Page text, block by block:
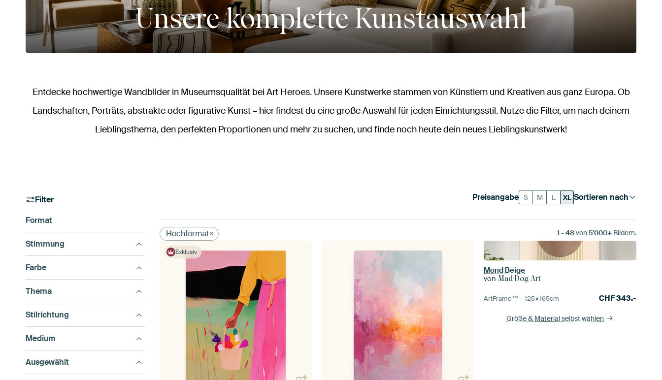
Unsere komplette Kunstauswahl
Entdecke hochwertige Wandbilder in Museumsqualität bei Art Heroes. Unsere Kunstwerke stammen von Künstlern und Kreativen aus ganz Europa. Ob
Landschaften, Porträts, abstrakte oder figurative Kunst – hier findest du eine große Auswahl für jeden Einrichtungsstil. Nutze die Filter, um nach deinem
Lieblingsthema, den perfekten Proportionen und mehr zu suchen, und finde noch heute dein neues Lieblingskunstwerk!
Filter
Format
Stimmung
Farbe
Thema
Stilrichtung
Medium
Ausgewählt
Sortieren nach
Preisangabe S M L XL
1 - 48von5'000+Bildern.
Hochformat
Exklusiv
Mond Beige
vonMad Dog Art
ArtFrame™ –125×165cm CHF343.-
Größe & Material selbst wählen